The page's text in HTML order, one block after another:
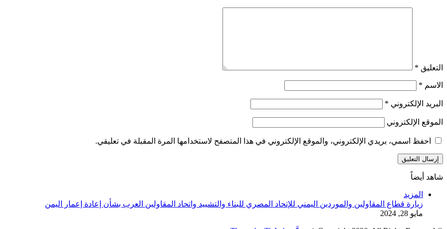
التعليق *
الاسم *
البريد الإلكتروني *
الموقع الإلكتروني
احفظ اسمي، بريدي الإلكتروني، والموقع الإلكتروني في هذا المتصفح لاستخدامها المرة المقبلة في تعليقي.
شاهد أيضاً
المزيد
زيارة قطاع المقاولين والموردين اليمني للإتحاد المصري للبناء والتشييد واتحاد المقاولين العرب بشأن إعادة إعمار اليمن
مايو 28, 2024